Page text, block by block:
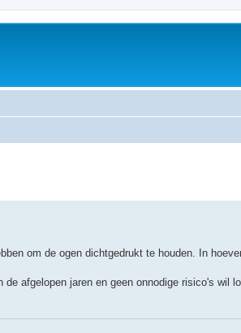
om de ogen dichtgedrukt te houden. In
afgelopen jaren en geen onnodige risico's wil